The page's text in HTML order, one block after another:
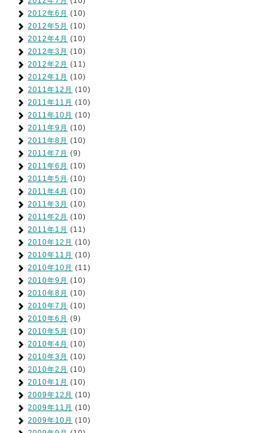
2012年6月 (10)
2012年5月 (10)
2012年4月 (10)
2012年3月 (10)
2012年2月 (11)
2012年1月 (10)
2011年12月 (10)
2011年11月 (10)
2011年10月 (10)
2011年9月 (10)
2011年8月 (10)
2011年7月 (9)
2011年6月 (10)
2011年5月 (10)
2011年4月 (10)
2011年3月 (10)
2011年2月 (10)
2011年1月 (11)
2010年12月 (10)
2010年11月 (10)
2010年10月 (11)
2010年9月 (10)
2010年8月 (10)
2010年7月 (10)
2010年6月 (9)
2010年5月 (10)
2010年4月 (10)
2010年3月 (10)
2010年2月 (10)
2010年1月 (10)
2009年12月 (10)
2009年11月 (10)
2009年10月 (10)